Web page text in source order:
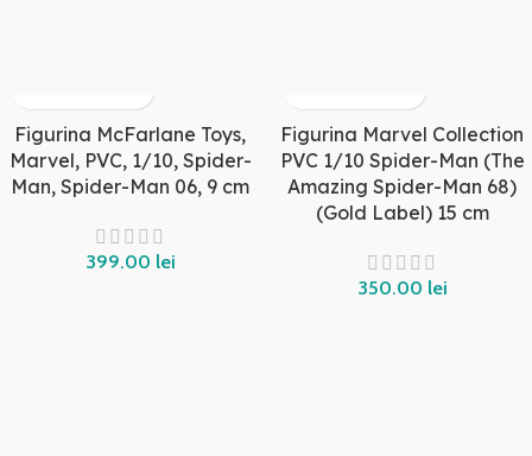
Figurina McFarlane Toys,
Marvel, PVC, 1/10, Spider-
Man, Spider-Man 06, 9 cm
lei
Figurina Marvel Collection
PVC 1/10 Spider-Man (The
Amazing Spider-Man 68)
(Gold Label) 15 cm
lei